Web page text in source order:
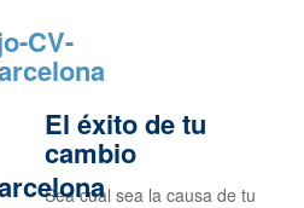
El éxito de tu
cambio
Sea cual sea la causa de tu